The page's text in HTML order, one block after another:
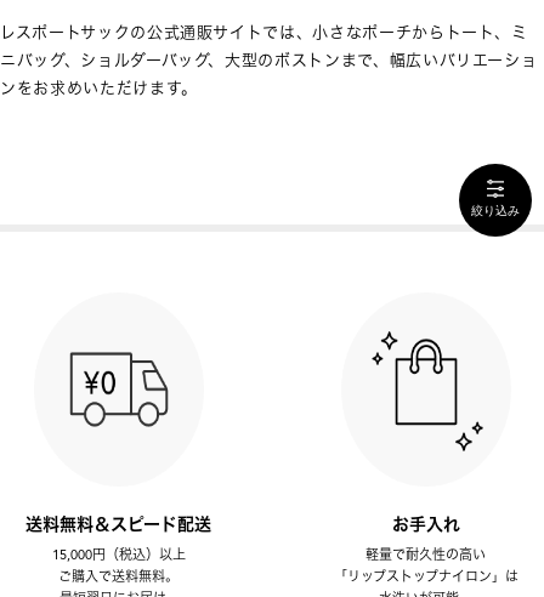
レスポートサックの公式通販サイトでは、小さなポーチからトート、ミ
ニバッグ、ショルダーバッグ、大型のボストンまで、幅広いバリエーショ
ンをお求めいただけます。
絞り込み
送料無料＆スピード配送
15,000円（税込）以上
ご購入で送料無料。
お手入れ
軽量で耐久性の高い
「リップストップナイロン」は